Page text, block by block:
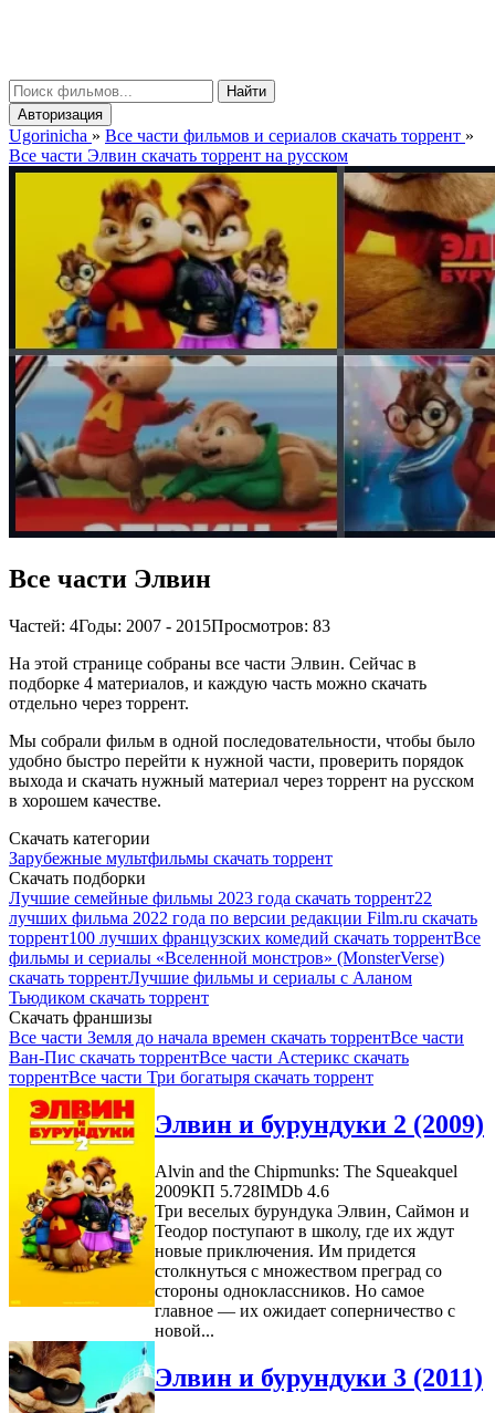
Найти
Авторизация
Ugorinicha » Все части фильмов и сериалов скачать торрент »
Все части Элвин скачать торрент на русском
Все части Элвин
Частей: 4Годы: 2007 - 2015Просмотров: 83
На этой странице собраны все части Элвин. Сейчас в
подборке 4 материалов, и каждую часть можно скачать
отдельно через торрент.
Мы собрали фильм в одной последовательности, чтобы было
удобно быстро перейти к нужной части, проверить порядок
выхода и скачать нужный материал через торрент на русском
в хорошем качестве.
Скачать категории
Зарубежные мультфильмы скачать торрент
Скачать подборки
Лучшие семейные фильмы 2023 года скачать торрент22
лучших фильма 2022 года по версии редакции Film.ru скачать
торрент100 лучших французских комедий скачать торрентВсе
фильмы и сериалы «Вселенной монстров» (MonsterVerse)
скачать торрентЛучшие фильмы и сериалы с Аланом
Тьюдиком скачать торрент
Скачать франшизы
Все части Земля до начала времен скачать торрентВсе части
Ван-Пис скачать торрентВсе части Астерикс скачать
торрентВсе части Три богатыря скачать торрент
Элвин и бурундуки 2 (2009)
Alvin and the Chipmunks: The Squeakquel
2009КП 5.728IMDb 4.6
Три веселых бурундука Элвин, Саймон и
Теодор поступают в школу, где их ждут
новые приключения. Им придется
столкнуться с множеством преград со
стороны одноклассников. Но самое
главное — их ожидает соперничество с
новой...
Элвин и бурундуки 3 (2011)